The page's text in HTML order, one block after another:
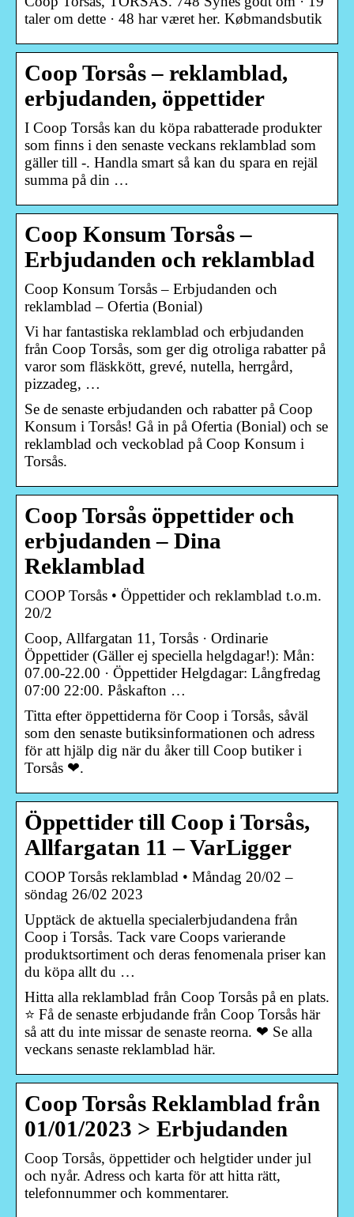
taler om dette · 48 har været her. Købmandsbutik
Coop Torsås – reklamblad,
erbjudanden, öppettider
I Coop Torsås kan du köpa rabatterade produkter
som finns i den senaste veckans reklamblad som
gäller till -. Handla smart så kan du spara en rejäl
summa på din …
Coop Konsum Torsås –
Erbjudanden och reklamblad
Coop Konsum Torsås – Erbjudanden och
reklamblad – Ofertia (Bonial)
Vi har fantastiska reklamblad och erbjudanden
från Coop Torsås, som ger dig otroliga rabatter på
varor som fläskkött, grevé, nutella, herrgård,
pizzadeg, …
Se de senaste erbjudanden och rabatter på Coop
Konsum i Torsås! Gå in på Ofertia (Bonial) och se
reklamblad och veckoblad på Coop Konsum i
Torsås.
Coop Torsås öppettider och
erbjudanden – Dina
Reklamblad
COOP Torsås • Öppettider och reklamblad t.o.m.
20/2
Coop, Allfargatan 11, Torsås · Ordinarie
Öppettider (Gäller ej speciella helgdagar!): Mån:
07.00-22.00 · Öppettider Helgdagar: Långfredag
07:00 22:00. Påskafton …
Titta efter öppettiderna för Coop i Torsås, såväl
som den senaste butiksinformationen och adress
för att hjälp dig när du åker till Coop butiker i
Torsås ❤.
Öppettider till Coop i Torsås,
Allfargatan 11 – VarLigger
COOP Torsås reklamblad • Måndag 20/02 –
söndag 26/02 2023
Upptäck de aktuella specialerbjudandena från
Coop i Torsås. Tack vare Coops varierande
produktsortiment och deras fenomenala priser kan
du köpa allt du …
Hitta alla reklamblad från Coop Torsås på en plats.
⭐ Få de senaste erbjudande från Coop Torsås här
så att du inte missar de senaste reorna. ❤ Se alla
veckans senaste reklamblad här.
Coop Torsås Reklamblad från
01/01/2023 > Erbjudanden
Coop Torsås, öppettider och helgtider under jul
och nyår. Adress och karta för att hitta rätt,
telefonnummer och kommentarer.